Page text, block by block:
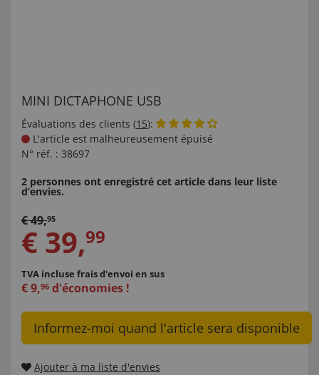
MINI DICTAPHONE USB
Évaluations des clients (15):
L'article est malheureusement épuisé
N° réf. : 38697
2 personnes ont enregistré cet article dans leur liste
d’envies.
€49,95
€ 39,99
TVA incluse frais d'envoi en sus
€9,96 d'économies !
Informez-moi quand l'article sera disponible
Ajouter à ma liste d'envies